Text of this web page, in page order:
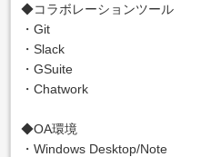
◆コラボレーションツール
・Git
・Slack
・GSuite
・Chatwork
◆OA環境
・Windows Desktop/Note